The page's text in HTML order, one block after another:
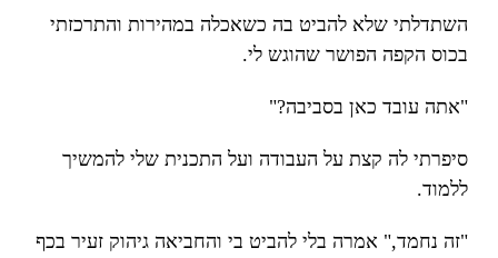
השתדלתי שלא להביט בה כשאכלה במהירות והתרכזתי
בכוס הקפה הפושר שהוגש לי.
"אתה עובד כאן בסביבה?"
סיפרתי לה קצת על העבודה ועל התכנית שלי להמשיך
ללמוד.
"זה נחמד," אמרה בלי להביט בי והחביאה גיהוק זעיר בכף